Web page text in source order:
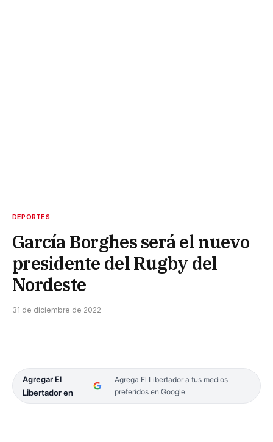
DEPORTES
García Borghes será el nuevo
presidente del Rugby del
Nordeste
31 de diciembre de 2022
Agregar El
Libertador en
Agrega El Libertador a tus medios
preferidos en Google